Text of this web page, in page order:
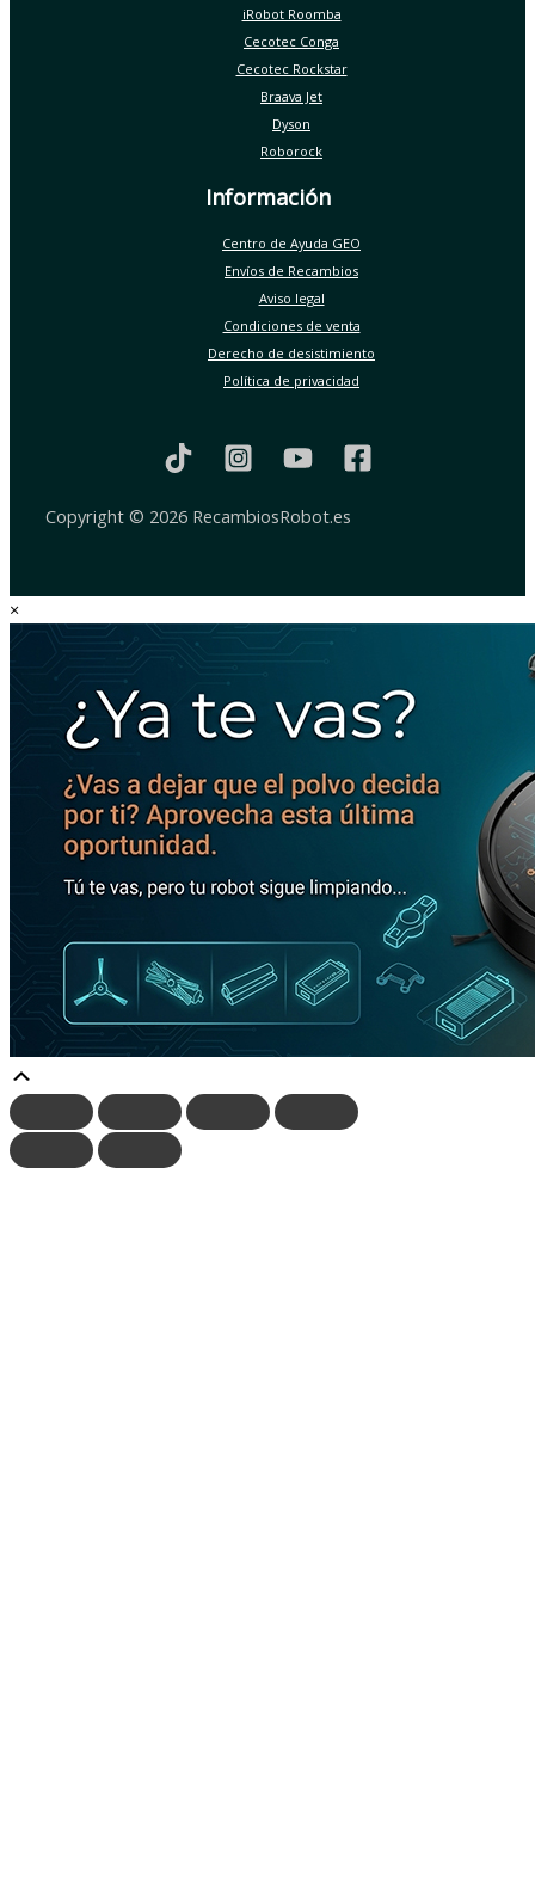
iRobot Roomba
Cecotec Conga
Cecotec Rockstar
Braava Jet
Dyson
Roborock
Información
Centro de Ayuda GEO
Envíos de Recambios
Aviso legal
Condiciones de venta
Derecho de desistimiento
Política de privacidad
Copyright © 2026 RecambiosRobot.es
×